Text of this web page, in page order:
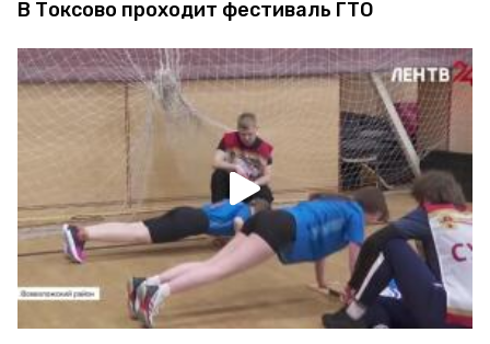
В Токсово проходит фестиваль ГТО